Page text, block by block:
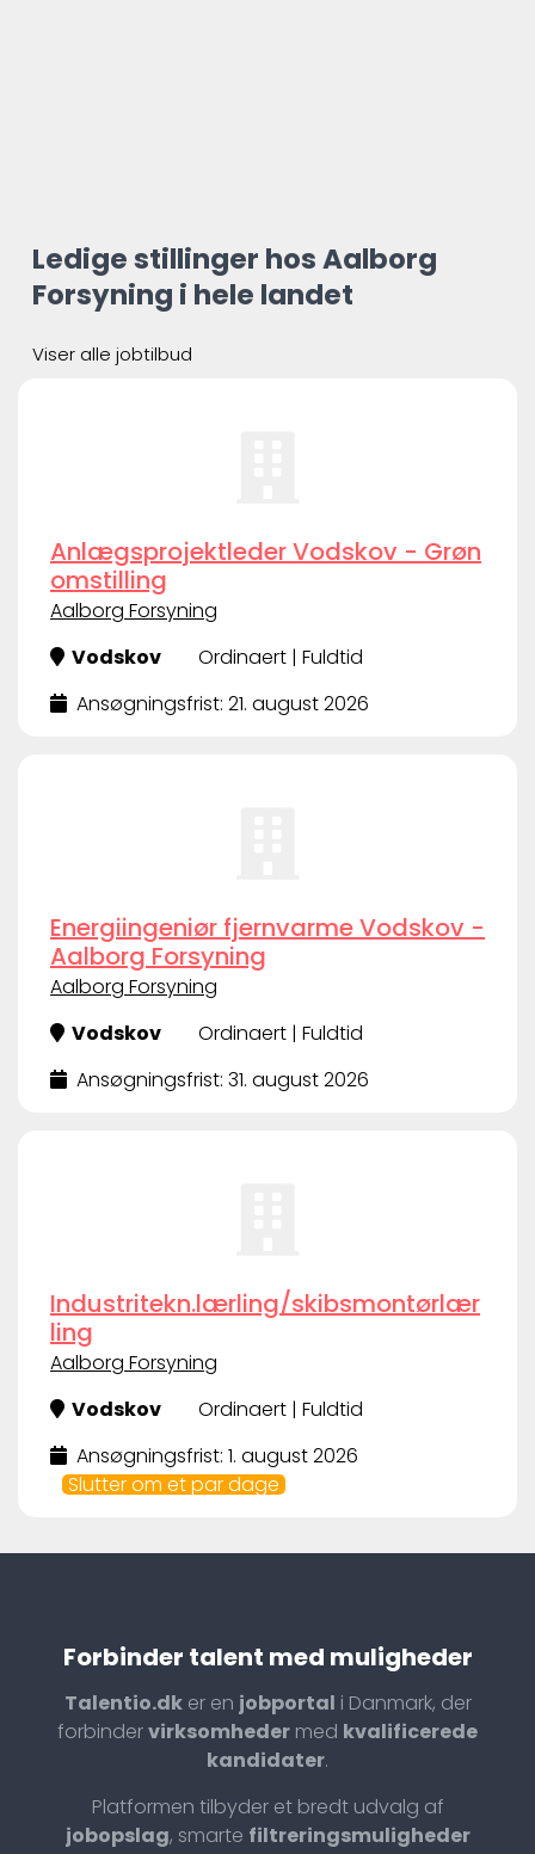
Ledige stillinger hos Aalborg
Forsyning i hele landet
Viser alle jobtilbud
Anlægsprojektleder Vodskov - Grøn
omstilling
Aalborg Forsyning
Vodskov
Ordinaert | Fuldtid
Ansøgningsfrist: 21. august 2026
Energiingeniør fjernvarme Vodskov -
Aalborg Forsyning
Aalborg Forsyning
Vodskov
Ordinaert | Fuldtid
Ansøgningsfrist: 31. august 2026
Industritekn.lærling/skibsmontørlær
ling
Aalborg Forsyning
Vodskov
Ordinaert | Fuldtid
Ansøgningsfrist: 1. august 2026
Slutter om et par dage
Forbinder talent med muligheder
Talentio.dker en jobportal i Danmark, der
forbindervirksomheder med kvalificerede
kandidater.
Platformen tilbyder et bredt udvalg af
jobopslag, smarte filtreringsmuligheder